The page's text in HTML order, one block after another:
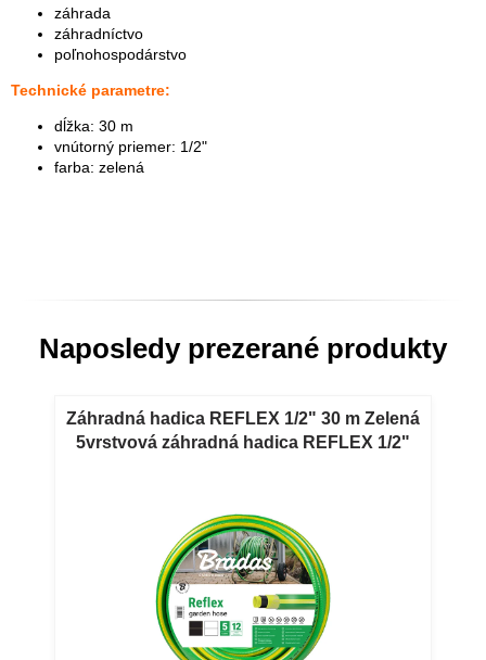
záhrada
záhradníctvo
poľnohospodárstvo
Technické parametre:
dĺžka: 30 m
vnútorný priemer: 1/2"
farba: zelená
Naposledy prezerané produkty
Záhradná hadica REFLEX 1/2" 30 m Zelená
5vrstvová záhradná hadica REFLEX 1/2"